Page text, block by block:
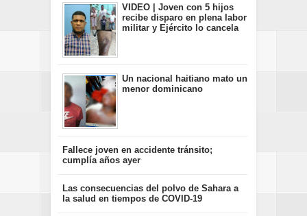
VIDEO | Joven con 5 hijos
recibe disparo en plena labor
militar y Ejército lo cancela
Un nacional haitiano mato un
menor dominicano
Fallece joven en accidente tránsito;
cumplía años ayer
Las consecuencias del polvo de Sahara a
la salud en tiempos de COVID-19